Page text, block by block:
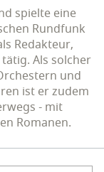
spielte eine
Rundfunk
Redakteur,
Als solcher
und
ist er zudem
- mit
Romanen.